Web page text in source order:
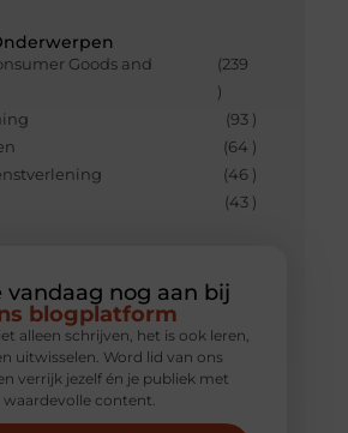
Goods and
(239
)
(93 )
(64 )
(46 )
(43 )
vandaag nog aan bij
blogplatform
alleen schrijven, het is ook leren,
uitwisselen. Word lid van ons
verrijk jezelf én je publiek met
waardevolle content.